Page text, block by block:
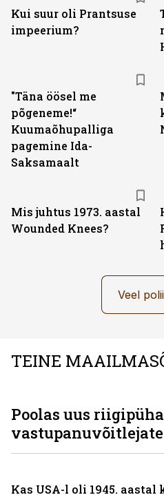
Kui suur oli Prantsuse
impeerium?
"Täna öösel me
põgeneme!“
Kuumaõhupalliga
pagemine Ida-
Saksamaalt
Mis juhtus 1973. aastal
Wounded Knees?
Veel
TEINE
Poolas uus riigipüha
Kas USA-l oli 1945. aastal